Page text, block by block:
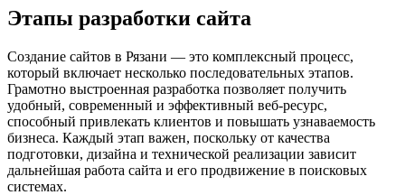
Этапы разработки сайта
Создание сайтов в Рязани — это комплексный процесс,
который включает несколько последовательных этапов.
Грамотно выстроенная разработка позволяет получить
удобный, современный и эффективный веб‑ресурс,
способный привлекать клиентов и повышать узнаваемость
бизнеса. Каждый этап важен, поскольку от качества
подготовки, дизайна и технической реализации зависит
дальнейшая работа сайта и его продвижение в поисковых
системах.